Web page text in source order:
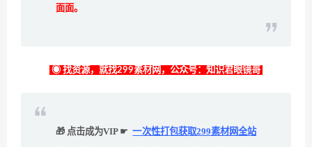
面面。
◉ 找资源，就找299素材网，公众号：知识君眼镜哥
🎁 点击成为VIP ☛ 一次性打包获取299素材网全站